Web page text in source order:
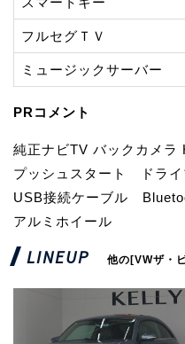
フルセグＴＶ
ミュージックサーバー
PRコメント
純正ナビTV バックカメラ
プッシュスタート ドラ
USB接続ケーブル
アルミホイール
LINEUP 他の[VWザ・